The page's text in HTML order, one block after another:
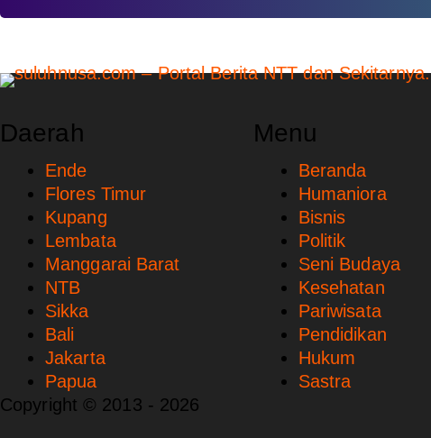
Daerah
Ende
Flores Timur
Kupang
Lembata
Manggarai Barat
NTB
Sikka
Bali
Jakarta
Papua
Menu
Beranda
Humaniora
Bisnis
Politik
Seni Budaya
Kesehatan
Pariwisata
Pendidikan
Hukum
Sastra
Copyright © 2013 - 2026